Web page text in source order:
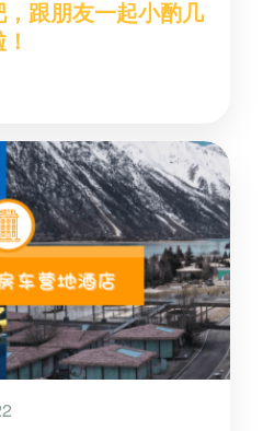
跟朋友一起小酌几